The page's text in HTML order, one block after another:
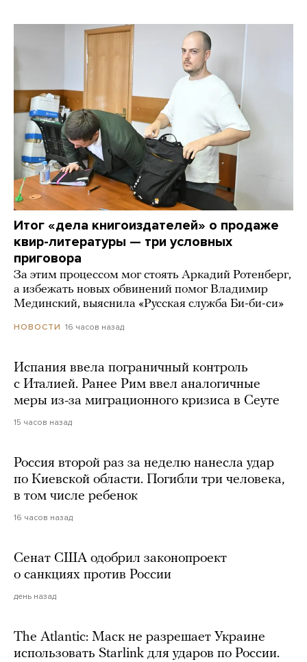
Итог «дела книгоиздателей» о продаже
квир-литературы — три условных
приговора
За этим процессом мог стоять Аркадий Ротенберг,
а избежать новых обвинений помог Владимир
Мединский, выяснила «Русская служба Би-би-си»
НОВОСТИ 16 часов назад
Испания ввела пограничный контроль
с Италией. Ранее Рим ввел аналогичные
меры из-за миграционного кризиса в Сеуте
15 часов назад
Россия второй раз за неделю нанесла удар
по Киевской области. Погибли три человека,
в том числе ребенок
16 часов назад
Сенат США одобрил законопроект
о санкциях против России
день назад
The Atlantic: Маск не разрешает Украине
использовать Starlink для ударов по России.